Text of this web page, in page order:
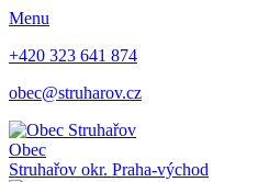
Menu
+420 323 641 874
obec@struharov.cz
Obec
Struhařov okr. Praha-východ